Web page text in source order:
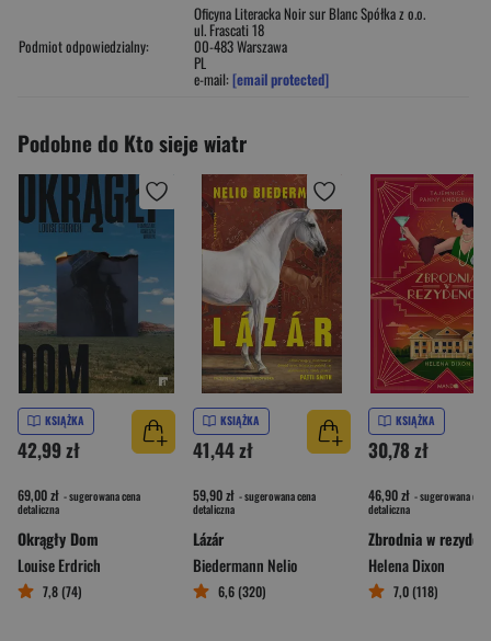
Podmiot odpowiedzialny:
Oficyna Literacka Noir sur Blanc Spółka z o.o.
ul. Frascati 18
00-483 Warszawa
PL
e-mail: [email protected]
Podobne do Kto sieje wiatr
KSIĄŻKA
42,99 zł
69,00 zł - sugerowana cena
detaliczna
Okrągły Dom
Louise Erdrich
7,8 (74)
KSIĄŻKA
41,44 zł
59,90 zł - sugerowana cena
detaliczna
Lázár
Biedermann Nelio
6,6 (320)
KSIĄŻKA
30,78 zł
46,90 zł - sugerowana cena
detaliczna
Zbrodnia w
Helena Dixon
7,0 (118)